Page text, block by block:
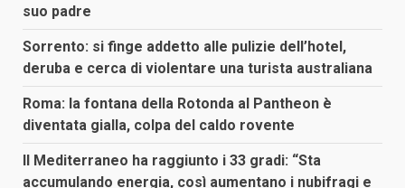
suo padre
Sorrento: si finge addetto alle pulizie dell’hotel,
deruba e cerca di violentare una turista australiana
Roma: la fontana della Rotonda al Pantheon è
diventata gialla, colpa del caldo rovente
Il Mediterraneo ha raggiunto i 33 gradi: “Sta
accumulando energia, così aumentano i nubifragi e